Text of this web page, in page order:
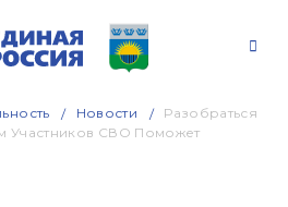
Новости
Разобраться
Участников СВО Поможет